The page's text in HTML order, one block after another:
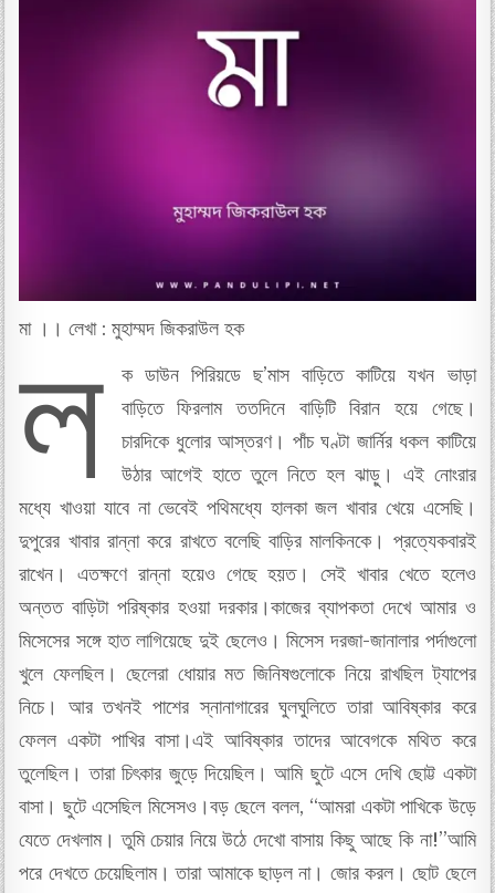
মা ।। লেখা : মুহাম্মদ জিকরাউল হক
ল
ক ডাউন পিরিয়ডে ছ’মাস বাড়িতে কাটিয়ে যখন ভাড়া
বাড়িতে ফিরলাম ততদিনে বাড়িটি বিরান হয়ে গেছে।
চারদিকে ধুলোর আস্তরণ। পাঁচ ঘণ্টা জার্নির ধকল কাটিয়ে
উঠার আগেই হাতে তুলে নিতে হল ঝাড়ু। এই নোংরার
মধ্যে খাওয়া যাবে না ভেবেই পথিমধ্যে হালকা জল খাবার খেয়ে এসেছি।
দুপুরের খাবার রান্না করে রাখতে বলেছি বাড়ির মালকিনকে। প্রত্যেকবারই
রাখেন। এতক্ষণে রান্না হয়েও গেছে হয়ত। সেই খাবার খেতে হলেও
অন্তত বাড়িটা পরিষ্কার হওয়া দরকার।কাজের ব্যাপকতা দেখে আমার ও
মিসেসের সঙ্গে হাত লাগিয়েছে দুই ছেলেও। মিসেস দরজা-জানালার পর্দাগুলো
খুলে ফেলছিল। ছেলেরা ধোয়ার মত জিনিষগুলোকে নিয়ে রাখছিল ট্যাপের
নিচে। আর তখনই পাশের স্নানাগারের ঘুলঘুলিতে তারা আবিষ্কার করে
ফেলল একটা পাখির বাসা।এই আবিষ্কার তাদের আবেগকে মথিত করে
তুলেছিল। তারা চিৎকার জুড়ে দিয়েছিল। আমি ছুটে এসে দেখি ছোট্ট একটা
বাসা। ছুটে এসেছিল মিসেসও।বড় ছেলে বলল, “আমরা একটা পাখিকে উড়ে
যেতে দেখলাম। তুমি চেয়ার নিয়ে উঠে দেখো বাসায় কিছু আছে কি না!”আমি
পরে দেখতে চেয়েছিলাম। তারা আমাকে ছাড়ল না। জোর করল। ছোট ছেলে